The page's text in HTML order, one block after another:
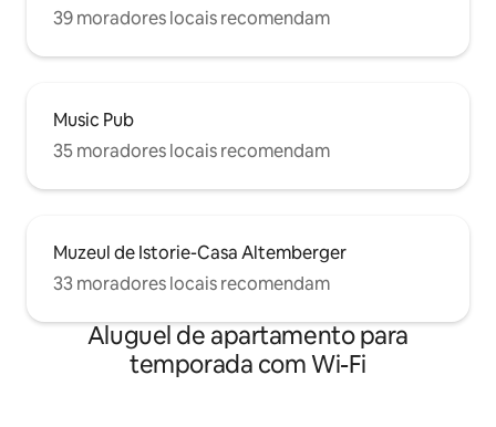
39 moradores locais recomendam
Music Pub
35 moradores locais recomendam
Muzeul de Istorie-Casa Altemberger
33 moradores locais recomendam
Aluguel de apartamento para
temporada com Wi-Fi